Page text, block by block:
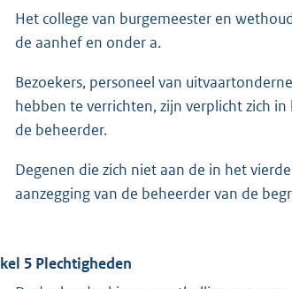
Het college van burgemeester en
de aanhef en onder a.
Bezoekers, personeel van
hebben te verrichten, zijn verplicht zich
de beheerder.
Degenen die zich niet aan de in het
aanzegging van de beheerder van de
5 Plechtigheden